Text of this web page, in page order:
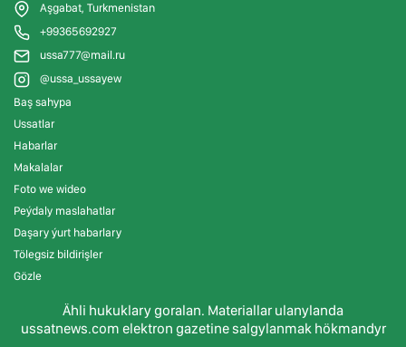
Aşgabat, Turkmenistan
+99365692927
ussa777@mail.ru
@ussa_ussayew
Baş sahypa
Ussatlar
Habarlar
Makalalar
Foto we wideo
Peýdaly maslahatlar
Daşary ýurt habarlary
Tölegsiz bildirişler
Gözle
Ähli hukuklary goralan. Materiallar ulanylanda
ussatnews.com elektron gazetine salgylanmak hökmandyr